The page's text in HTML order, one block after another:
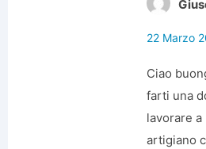
22 Marzo
Ciao
farti una
lavorare
artigiano